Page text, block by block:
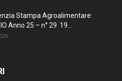
Stampa Agroalimentare:
Anno 25 – n° 29 19...